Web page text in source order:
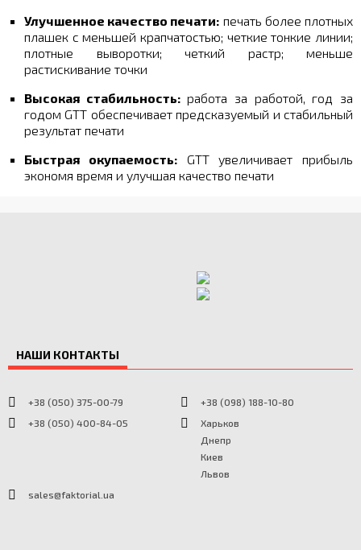
Улучшенное качество печати: печать более плотных
плашек с меньшей крапчатостью; четкие тонкие линии;
плотные выворотки; четкий растр; меньше
растискивание точки
Высокая стабильность:работа за работой, год за
годом GTT обеспечивает предсказуемый и стабильный
результат печати
Быстрая окупаемость:GTT увеличивает прибыль
экономя время и улучшая качество печати
НАШИ КОНТАКТЫ
+38 (050) 375-00-79
+38 (098) 188-10-80
+38 (050) 400-84-05
Харьков
Днепр
Киев
Львов
sales@faktorial.ua